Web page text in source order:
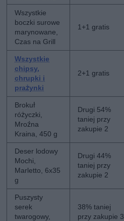
Wszystkie
boczki surowe
marynowane,
Czas na Grill
1+1 gratis
Wszystkie
chipsy,
chrupki i
prażynki
2+1 gratis
Brokuł
różyczki,
Mroźna
Kraina, 450 g
Drugi 54%
taniej przy
zakupie 2
Deser lodowy
Mochi,
Marletto, 6x35
g
Drugi 44%
taniej przy
zakupie 2
Puszysty
serek
twarogowy,
38% taniej
przy zakupie 3